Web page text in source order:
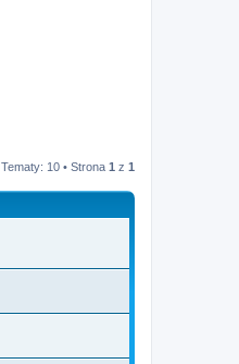
Tematy: 10 • Strona 1 z 1